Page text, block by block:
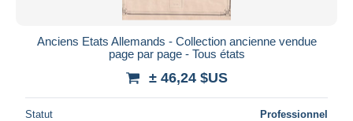
Anciens Etats Allemands - Collection ancienne vendue
page par page - Tous états
± 46,24 $US
Statut Professionnel